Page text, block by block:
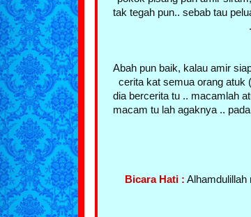
tak tegah pun.. sebab tau
Abah pun baik, kalau amir
cerita kat semua orang atuk
dia bercerita tu .. macamlah
macam tu lah agaknya ..
Bicara Hati : Alhamdulillah